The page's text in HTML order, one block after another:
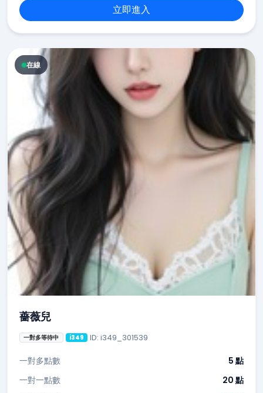
立即進入
在線
薔薇兒
一對多等待中 i349 ID: i349_301539
一對多點數
5 點
一對一點數
20 點